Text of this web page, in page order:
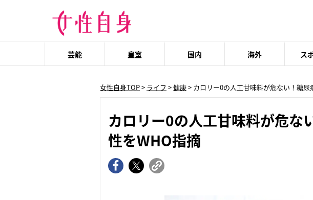
芸能 皇室 国内 海外 ス
女性自身TOP> ライフ >健康> カロリー0の人工甘味料が危ない！糖
カロリー0の人工甘味料が危な
性をWHO指摘